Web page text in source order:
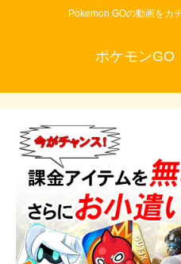
Pokemon GOの動画をカ
ポケモン